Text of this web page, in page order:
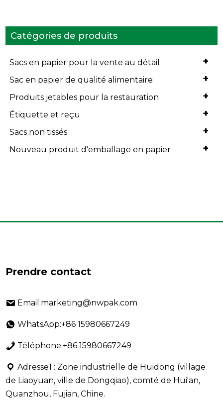
Catégories de produits
+
Sacs en papier pour la vente au détail
+
Sac en papier de qualité alimentaire
+
Produits jetables pour la restauration
+
Étiquette et reçu
+
Sacs non tissés
+
Nouveau produit d'emballage en papier
Prendre contact
Email:marketing@nwpak.com
WhatsApp:+86 15980667249
Téléphone:+86 15980667249
Adresse1 : Zone industrielle de Huidong (village
de Liaoyuan, ville de Dongqiao), comté de Hui'an,
Quanzhou, Fujian, Chine.